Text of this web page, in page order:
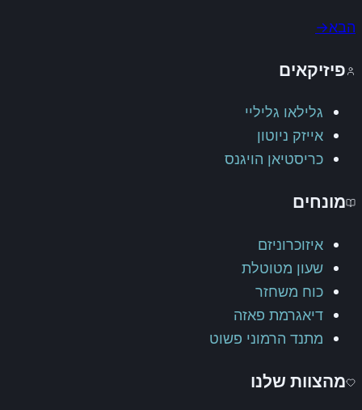
הבא→
פיזיקאים
גלילאו גליליי
אייזק ניוטון
כריסטיאן הויגנס
מונחים
איזוכרוניזם
שעון מטוטלת
כוח משחזר
דיאגרמת פאזה
מתנד הרמוני פשוט
מהצוות שלנו